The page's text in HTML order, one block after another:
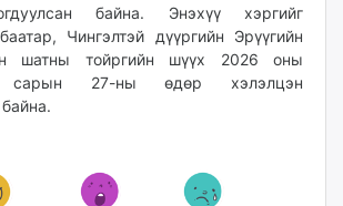
байна. Энэхүү хэргийг
Чингэлтэй дүүргийн Эрүүгийн
шатны тойргийн шүүх 2026 оны
сарын 27-ны өдөр хэлэлцэн